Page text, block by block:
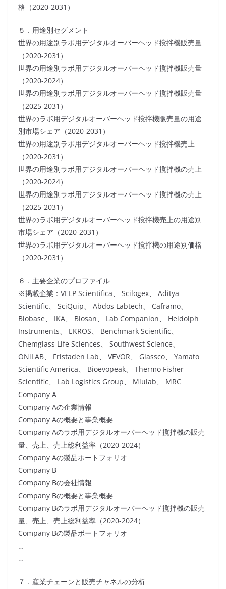
格（2020-2031）
５．用途別セグメント
世界の用途別ラボ用デジタルオーバーヘッド撹拌機販売量
（2020-2031）
世界の用途別ラボ用デジタルオーバーヘッド撹拌機販売量
（2020-2024）
世界の用途別ラボ用デジタルオーバーヘッド撹拌機販売量
（2025-2031）
世界のラボ用デジタルオーバーヘッド撹拌機販売量の用途
別市場シェア（2020-2031）
世界の用途別ラボ用デジタルオーバーヘッド撹拌機売上
（2020-2031）
世界の用途別ラボ用デジタルオーバーヘッド撹拌機の売上
（2020-2024）
世界の用途別ラボ用デジタルオーバーヘッド撹拌機の売上
（2025-2031）
世界のラボ用デジタルオーバーヘッド撹拌機売上の用途別
市場シェア（2020-2031）
世界のラボ用デジタルオーバーヘッド撹拌機の用途別価格
（2020-2031）
６．主要企業のプロファイル
※掲載企業：VELP Scientifica、 Scilogex、 Aditya
Scientific、 SciQuip、 Abdos Labtech、 Caframo、
Biobase、 IKA、 Biosan、 Lab Companion、 Heidolph
Instruments、 EKROS、 Benchmark Scientific、
Chemglass Life Sciences、 Southwest Science、
ONiLAB、 Fristaden Lab、 VEVOR、 Glassco、 Yamato
Scientific America、 Bioevopeak、 Thermo Fisher
Scientific、 Lab Logistics Group、 Miulab、 MRC
Company A
Company Aの企業情報
Company Aの概要と事業概要
Company Aのラボ用デジタルオーバーヘッド撹拌機の販売
量、売上、売上総利益率（2020-2024）
Company Aの製品ポートフォリオ
Company B
Company Bの会社情報
Company Bの概要と事業概要
Company Bのラボ用デジタルオーバーヘッド撹拌機の販売
量、売上、売上総利益率（2020-2024）
Company Bの製品ポートフォリオ
…
…
７．産業チェーンと販売チャネルの分析